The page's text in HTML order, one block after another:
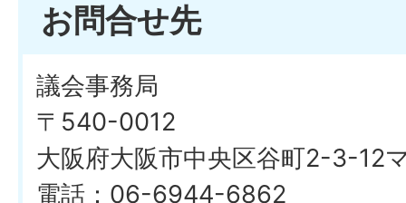
お問合せ先
議会事務局
〒540-0012
大阪府大阪市中央区谷町2-3-12
電話：06-6944-6862